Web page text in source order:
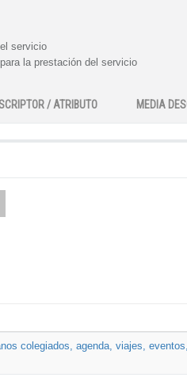
servicio
la prestación del servicio
/ ATRIBUTO MEDIA
colegiados, agenda, viajes,